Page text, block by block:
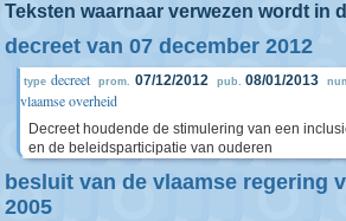
Teksten waarnaar verwezen wordt in
decreet van 07 december 2012
type decreet prom. 07/12/2012 pub. 08/01/2013
vlaamse overheid
Decreet houdende de stimulering van een
en de beleidsparticipatie van ouderen
besluit van de vlaamse regering
2005